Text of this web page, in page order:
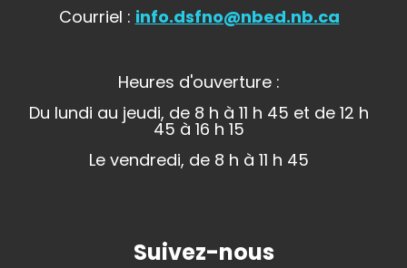
Courriel : info.dsfno@nbed.nb.ca
Heures d'ouverture :
Du lundi au jeudi, de 8 h à 11 h 45 et de 12 h
45 à 16 h 15
Le vendredi, de 8 h à 11 h 45
Suivez-nous